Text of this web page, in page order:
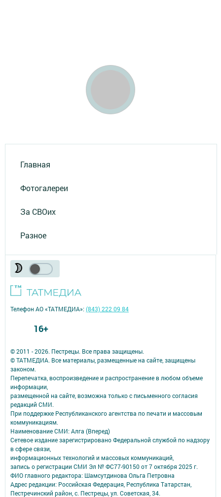
Главная
Фотогалереи
За СВОих
Разное
© 2011 - 2026. Пестрецы. Все права защищены.
© ТАТМЕДИА. Все материалы, размещенные на сайте, защищены
законом.
Перепечатка, воспроизведение и распространение в любом объеме
информации,
размещенной на сайте, возможна только с письменного согласия
редакций СМИ.
При поддержке Республиканского агентства по печати и массовым
коммуникациям.
Наименование СМИ: Алга (Вперед)
Сетевое издание зарегистрировано Федеральной службой по надзору
в сфере связи,
информационных технологий и массовых коммуникаций,
запись о регистрации СМИ Эл № ФС77-90150 от 7 октября 2025 г.
ФИО главного редактора: Шамсутдинова Ольга Петровна
Адрес редакции: Российская Федерация, Республика Татарстан,
Пестречинский район, с. Пестрецы, ул. Советская, 34.
Телефон АО «ТАТМЕДИА»:(843) 222 09 84
16+